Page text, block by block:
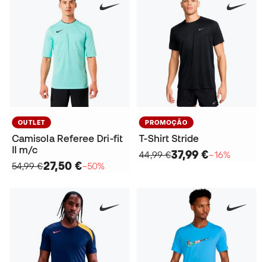
OUTLET
Camisola Referee Dri-fit
II m/c
54,99 €27,50 €−50%
PROMOÇÃO
T-Shirt Stride
44,99 €37,99 €−16%